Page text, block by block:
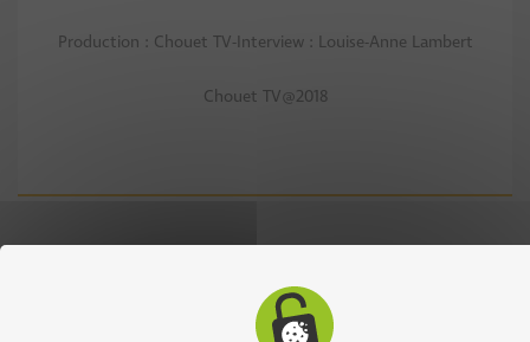
Production : Chouet TV-Interview : Louise-Anne Lambert
Chouet TV@2018